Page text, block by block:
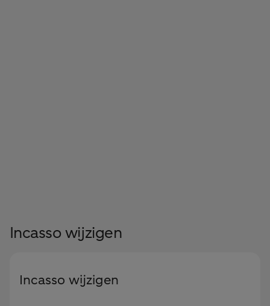
Incasso wijzigen
Incasso wijzigen